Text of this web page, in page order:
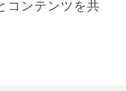
コンテンツを共